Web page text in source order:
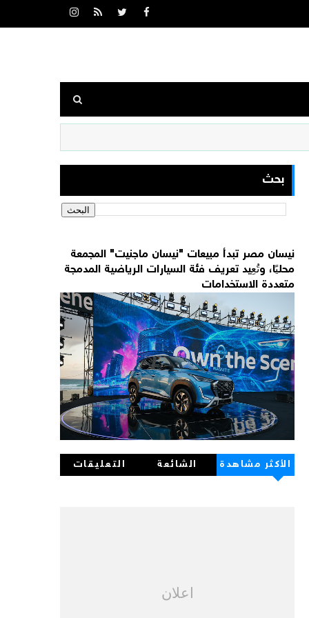
بحث
نيسان مصر تبدأ مبيعات "نيسان ماجنيت" المجمعة
محليًا، وتُعِيد تعريف فئة السيارات الرياضية المدمجة
متعددة الاستخدامات
الأكثر مشاهدة الشائعة التعليقات
اعلان